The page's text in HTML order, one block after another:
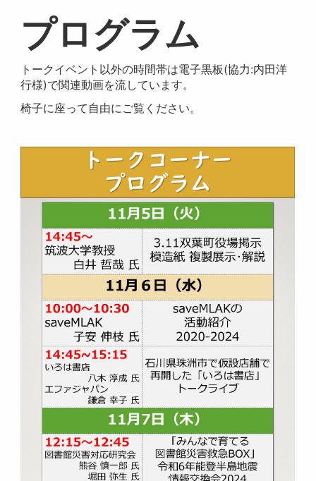
プログラム
トークイベント以外の時間帯は電子黒板(協力:内田洋
行様)で関連動画を流しています。
椅子に座って自由にご覧ください。